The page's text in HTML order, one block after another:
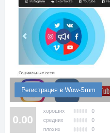
Регистрация в Wow-Smm
0.00
хороших
0
средних
0
плохих
0